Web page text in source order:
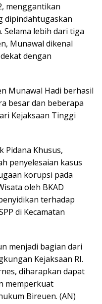
menggantikan
dipindahtugaskan
Selama lebih dari tiga
Munawal dikenal
dengan
Munawal Hadi berhasil
besar dan beberapa
Kejaksaan Tinggi
Pidana Khusus,
penyelesaian kasus
korupsi pada
oleh BKAD
terhadap
di Kecamatan
menjadi bagian dari
Kejaksaan RI.
diharapkan dapat
memperkuat
Bireuen. (AN)